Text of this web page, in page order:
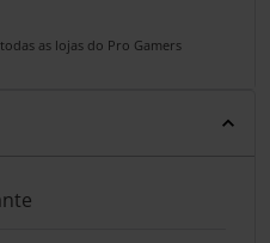
as lojas do Pro Gamers